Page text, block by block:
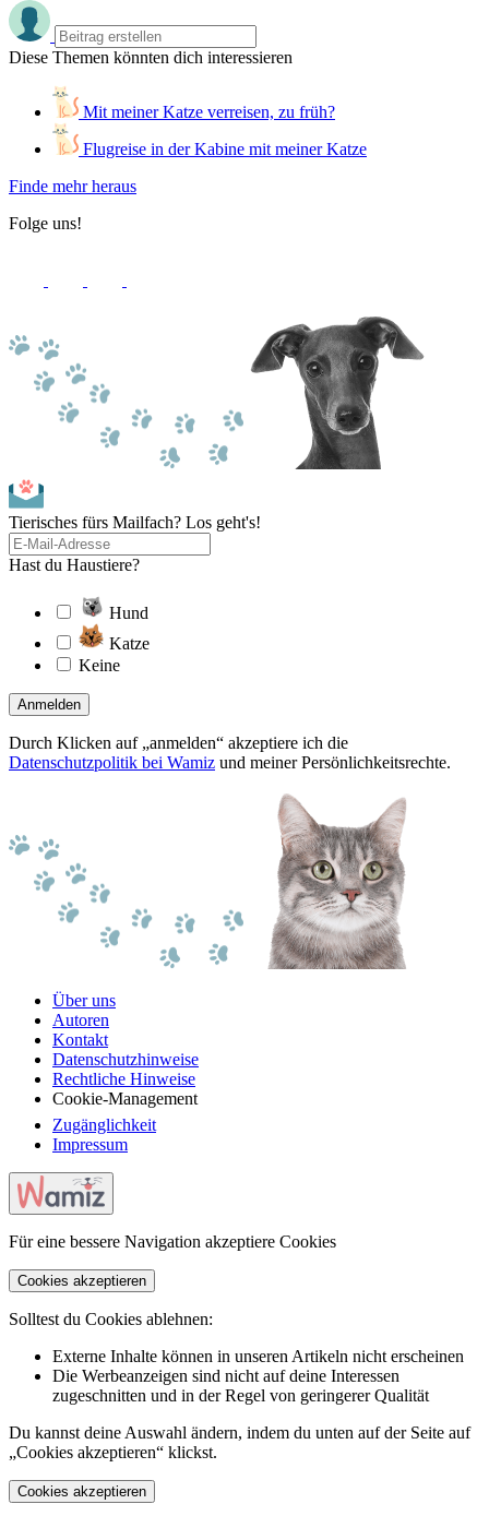
Diese Themen könnten dich interessieren
Mit meiner Katze verreisen, zu früh?
Flugreise in der Kabine mit meiner Katze
Finde mehr heraus
Folge uns!
Tierisches fürs Mailfach? Los geht's!
Hast du Haustiere?
Hund
Katze
Keine
Anmelden
Durch Klicken auf „anmelden“ akzeptiere ich die
Datenschutzpolitik bei Wamiz und meiner Persönlichkeitsrechte.
Über uns
Autoren
Kontakt
Datenschutzhinweise
Rechtliche Hinweise
Cookie-Management
Zugänglichkeit
Impressum
Für eine bessere Navigation akzeptiere Cookies
Cookies akzeptieren
Solltest du Cookies ablehnen:
Externe Inhalte können in unseren Artikeln nicht erscheinen
Die Werbeanzeigen sind nicht auf deine Interessen
zugeschnitten und in der Regel von geringerer Qualität
Du kannst deine Auswahl ändern, indem du unten auf der Seite auf
„Cookies akzeptieren“ klickst.
Cookies akzeptieren